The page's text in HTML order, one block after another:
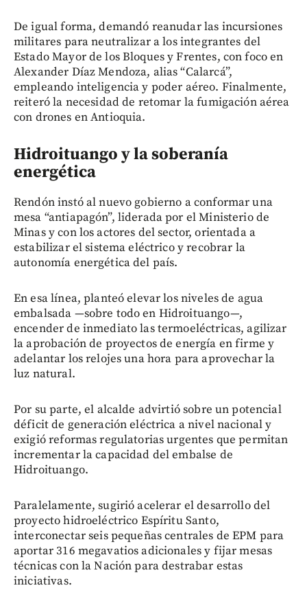
De igual forma, demandó reanudar las incursiones
militares para neutralizar a los integrantes del
Estado Mayor de los Bloques y Frentes, con foco en
Alexander Díaz Mendoza, alias “Calarcá”,
empleando inteligencia y poder aéreo. Finalmente,
reiteró la necesidad de retomar la fumigación aérea
con drones en Antioquia.
Hidroituango y la soberanía
energética
Rendón instó al nuevo gobierno a conformar una
mesa “antiapagón”, liderada por el Ministerio de
Minas y con los actores del sector, orientada a
estabilizar el sistema eléctrico y recobrar la
autonomía energética del país.
En esa línea, planteó elevar los niveles de agua
embalsada —sobre todo en Hidroituango—,
encender de inmediato las termoeléctricas, agilizar
la aprobación de proyectos de energía en firme y
adelantar los relojes una hora para aprovechar la
luz natural.
Por su parte, el alcalde advirtió sobre un potencial
déficit de generación eléctrica a nivel nacional y
exigió reformas regulatorias urgentes que permitan
incrementar la capacidad del embalse de
Hidroituango.
Paralelamente, sugirió acelerar el desarrollo del
proyecto hidroeléctrico Espíritu Santo,
interconectar seis pequeñas centrales de EPM para
aportar 316 megavatios adicionales y fijar mesas
técnicas con la Nación para destrabar estas
iniciativas.